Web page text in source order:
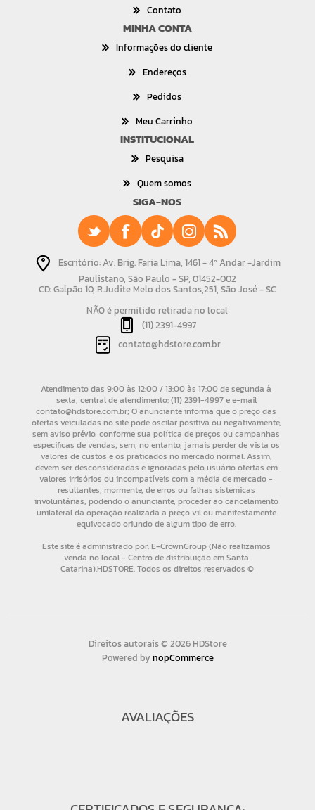
Contato
MINHA CONTA
Informações do cliente
Endereços
Pedidos
Meu Carrinho
INSTITUCIONAL
Pesquisa
Quem somos
SIGA-NOS
Escritório: Av. Brig. Faria Lima, 1461 - 4º Andar -Jardim
Paulistano, São Paulo - SP, 01452-002
CD: Galpão 10, R.Judite Melo dos Santos,251, São José - SC
NÃO é permitido retirada no local
(11) 2391-4997
contato@hdstore.com.br
Direitos autorais © 2026 HDStore
Powered bynopCommerce
AVALIAÇÕES